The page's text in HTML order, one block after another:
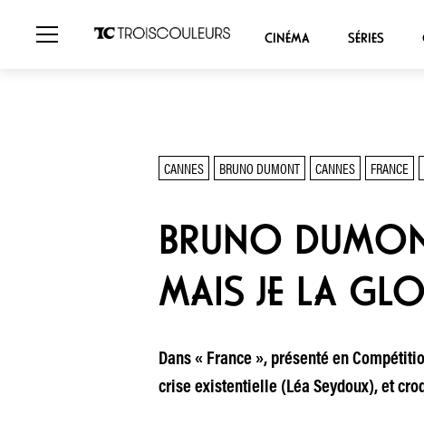
CINÉMA SÉRIES
CANNES BRUNO DUMONT CANNES FRANCE
BRUNO
MAIS JE LA
Dans « France », présenté en
crise existentielle (Léa Seydoux), et